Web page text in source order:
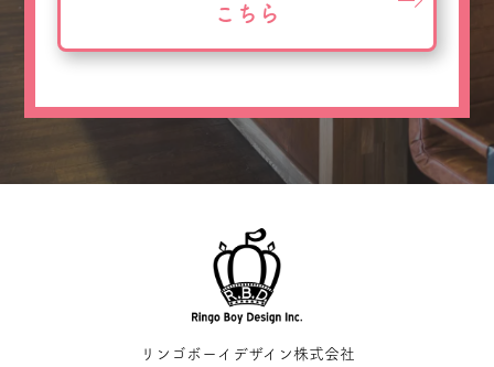
こちら
リンゴボーイデザイン株式会社